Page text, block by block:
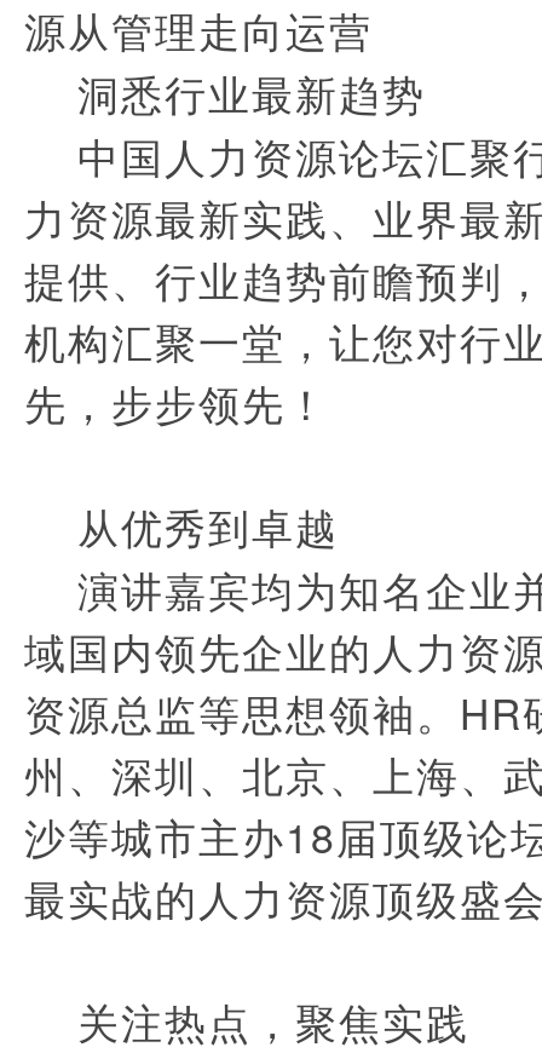
源从管理走向运营
洞悉行业最新趋势
中国人力资源论坛汇聚
力资源最新实践、业界最
提供、行业趋势前瞻预判
机构汇聚一堂，让您对行
先，步步领先！
从优秀到卓越
演讲嘉宾均为知名企业
域国内领先企业的人力资
资源总监等思想领袖。HR
州、深圳、北京、上海、
沙等城市主办18届顶级论
最实战的人力资源顶级盛
关注热点，聚焦实践